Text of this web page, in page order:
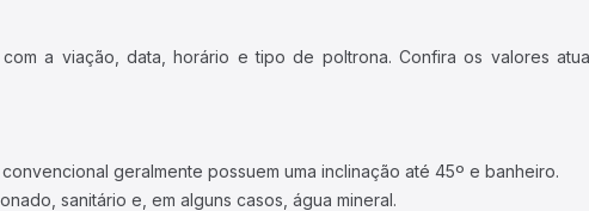
a viação, data, horário e tipo de poltrona. Confira os valores
geralmente possuem uma inclinação até 45º e banheiro.
sanitário e, em alguns casos, água mineral.